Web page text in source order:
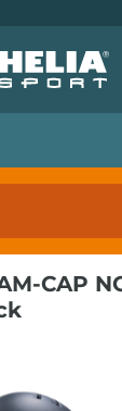
CAP